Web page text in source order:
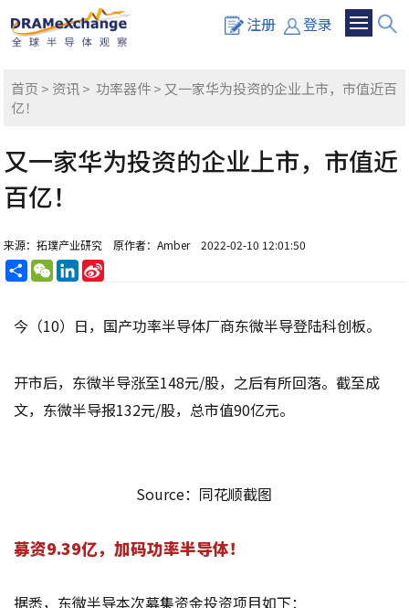
注册 登录
首页 > 资讯>功率器件> 又一家华为投资的企业上市，市值近百
亿！
又一家华为投资的企业上市，市值近
百亿！
来源：拓璞产业研究 原作者：Amber 2022-02-10 12:01:50
分
享
WeChatLinkedIn
今（10）日，国产功率半导体厂商东微半导登陆科创板。
开市后，东微半导涨至148元/股，之后有所回落。截至成
文，东微半导报132元/股，总市值90亿元。
Source：同花顺截图
募资9.39亿，加码功率半导体！
据悉，东微半导本次募集资金投资项目如下：